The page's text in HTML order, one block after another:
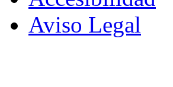
Aviso Legal